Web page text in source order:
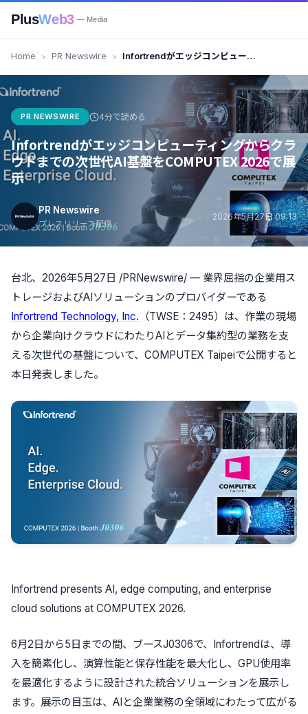
PlusWeb3 — Media
Home PR Newswire
Infortrendがエッジコンピューテ
AI基盤をCOMPUTEX 2026で展
PR NEWSWIRE 4分で読める
Infortrendがエッジコンピューティングからクラ
ウドまでの次世代AI基盤をCOMPUTEX 2026で展
示
PR Newswire
プレスリリース配信
2026年5月27日 09:13
台北、2026年5月27日 /PRNewswire/ — 業界屈指の企業用ス
トレージおよびAIソリューションのプロバイダーである
Infortrend Technology, Inc. （TWSE：2495）は、作業の現場
から企業向けクラウドにわたりAIとデータ集約型の業務を支
える次世代の基盤について、COMPUTEX Taipeiで公開すると
本日発表しました。
Infortrend presents AI, edge computing, and enterprise
cloud solutions at COMPUTEX 2026.
6月2日から5日までの間、ブースJ0306で、Infortrendは、導
入を簡素化し、演算性能と保存性能を最大化し、GPU使用率
を最適化するように設計された統合ソリューションを展示し
ます。展示の目玉は、AIと企業業務の全領域にわたって広がる